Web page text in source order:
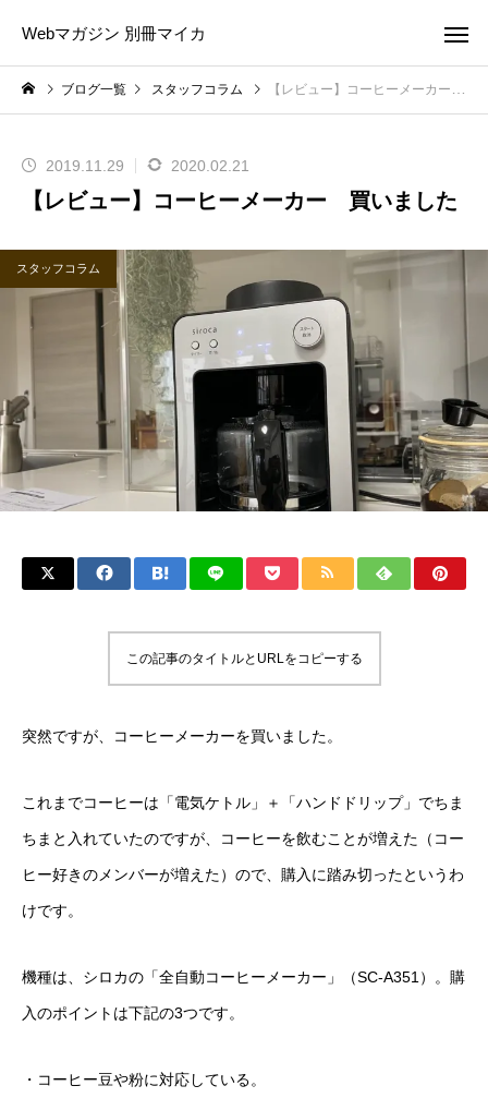
Webマガジン 別冊マイカ
ブログ一覧 スタッフコラム 【レビュー】コーヒーメーカー 買いました
2019.11.29 2020.02.21
【レビュー】コーヒーメーカー 買いました
スタッフコラム
この記事のタイトルとURLをコピーする
突然ですが、コーヒーメーカーを買いました。
これまでコーヒーは「電気ケトル」＋「ハンドドリップ」でちま
ちまと入れていたのですが、コーヒーを飲むことが増えた（コー
ヒー好きのメンバーが増えた）ので、購入に踏み切ったというわ
けです。
機種は、シロカの「全自動コーヒーメーカー」（SC-A351）。購
入のポイントは下記の3つです。
・コーヒー豆や粉に対応している。